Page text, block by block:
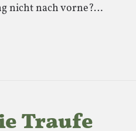
nicht nach vorne?…
Traufe